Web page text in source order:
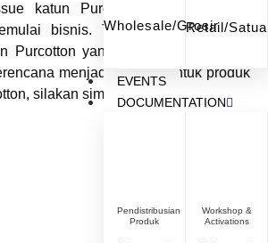
Wholesale/Grosir
Retail/
EVENTS
DOCUMENTATION
Pendistribusian
Produk
Workshop &
Activations
katun Purcotton adalah pilihan
bisnis. Terlebih lagi,peluang
Purcotton yang sangat menjanjikan.
menjadi reseller untuk produk
silakan simak artikel berikut.